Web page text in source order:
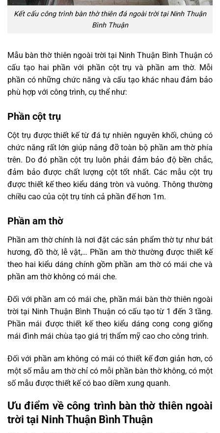
Kết cấu công trình bàn thờ thiên đá ngoài trời tại Ninh Thuận
Bình Thuận
Mẫu bàn thờ thiên ngoài trời tại Ninh Thuận Bình Thuận có
cấu tạo hai phần với phần cột trụ và phần am thờ. Mỗi
phần có những chức năng và cấu tạo khác nhau đảm bảo
phù hợp với công trình, cụ thể như:
Phần cột trụ
Cột trụ được thiết kế từ đá tự nhiên nguyên khối, chúng có
chức năng rất lớn giúp nâng đỡ toàn bộ phần am thờ phía
trên. Do đó phần cột trụ luôn phải đảm bảo độ bền chắc,
đảm bảo được chất lượng cột tốt nhất. Các mẫu cột trụ
được thiết kế theo kiểu dáng tròn và vuông. Thông thường
chiều cao của cột trụ tính cả phần đế hơn 1m.
Phần am thờ
Phần am thờ chính là nơi đặt các sản phẩm thờ tự như bát
hương, đồ thờ, lễ vật,… Phần am thờ thường được thiết kế
theo hai kiểu dáng chính gồm phần am thờ có mái che và
phần am thờ không có mái che.
Đối với phần am có mái che, phần mái bàn thờ thiên ngoài
trời tại Ninh Thuận Bình Thuận có cấu tạo từ 1 đến 3 tầng.
Phần mái được thiết kế theo kiểu dáng cong cong giống
mái đình mái chùa tạo giá trị thẩm mỹ cao cho công trình.
Đối với phần am không có mái có thiết kế đơn giản hơn, có
một số mẫu am thờ chỉ có mỗi phần bàn thờ không, có một
số mẫu được thiết kế có bao diềm xung quanh.
Ưu điểm về công trình bàn thờ thiên ngoài
trời tại Ninh Thuận Bình Thuận